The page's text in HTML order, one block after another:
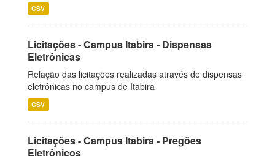
CSV
Licitações - Campus Itabira - Dispensas
Eletrônicas
Relação das licitações realizadas através de dispensas
eletrônicas no campus de Itabira
CSV
Licitações - Campus Itabira - Pregões
Eletrônicos